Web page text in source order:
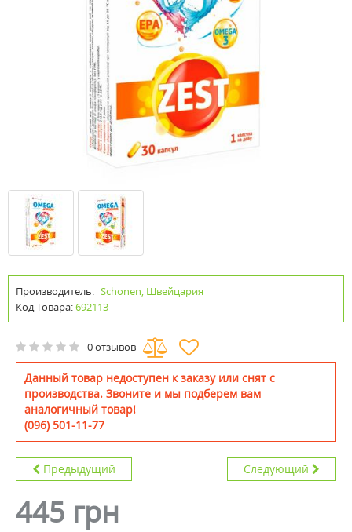
Производитель: Schonen, Швейцария
Код Товара:692113
0 отзывов
Данный товар недоступен к заказу или снят с
производства. Звоните и мы подберем вам
аналогичный товар!
(096) 501-11-77
Предыдущий Следующий
445 грн